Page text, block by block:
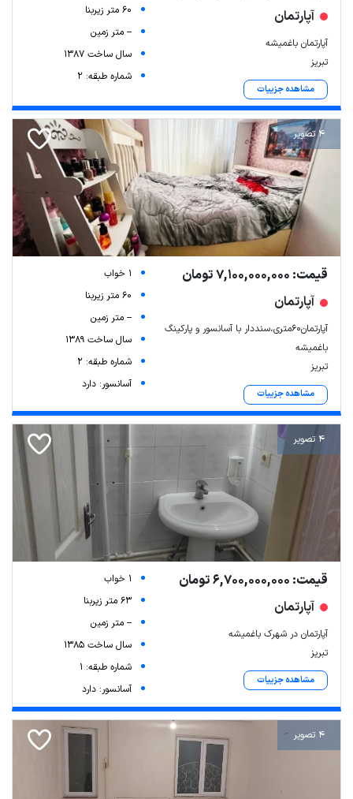
آپارتمان
آپارتمان باغمیشه
تبریز
مشاهده جزییات
60 متر زیربنا
-- متر زمین
سال ساخت 1387
شماره طبقه: 2
4 تصویر
قیمت: 7,100,000,000 تومان
آپارتمان
آپارتمان60متری،سنددار با آسانسور و پارکینگ
باغمیشه
تبریز
مشاهده جزییات
1 خواب
60 متر زیربنا
-- متر زمین
سال ساخت 1389
شماره طبقه: 2
آسانسور: دارد
4 تصویر
قیمت: 6,700,000,000 تومان
آپارتمان
آپارتمان در شهرک باغمیشه
تبریز
مشاهده جزییات
1 خواب
63 متر زیربنا
-- متر زمین
سال ساخت 1385
شماره طبقه: 1
آسانسور: دارد
4 تصویر